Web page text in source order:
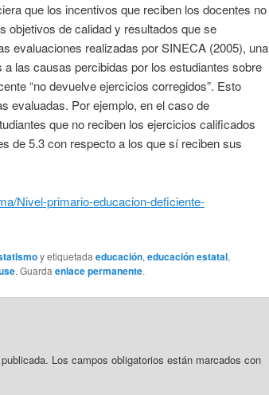
que los incentivos que reciben los docentes no
objetivos de calidad y resultados que se
evaluaciones realizadas por SINECA (2005), una
las causas percibidas por los estudiantes sobre
“no devuelve ejercicios corregidos”. Esto
evaluadas. Por ejemplo, en el caso de
que no reciben los ejercicios calificados
de 5.3 con respecto a los que sí reciben sus
Nivel-primario-educacion-deficiente-
y etiquetada educación, educación estatal,
. Guarda enlace permanente.
Los campos obligatorios están marcados con